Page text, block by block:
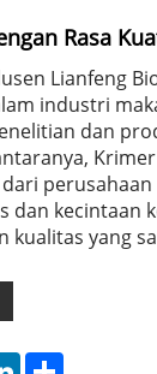
Rasa
Lianfeng
industri
dan
dari
dan kecintaan
kualitas yang
LinkedInShare